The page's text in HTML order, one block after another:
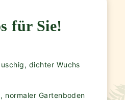
für Sie!
dichter Wuchs
normaler Gartenboden